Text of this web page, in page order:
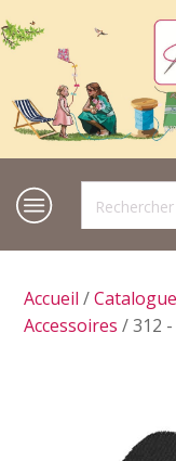
Accueil /Catalogue
Accessoires / 312